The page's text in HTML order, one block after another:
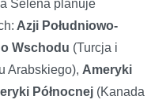
Selena planuje
Azji Południowo-
Wschodu (Turcja i
Arabskiego), Ameryki
Północnej (Kanada